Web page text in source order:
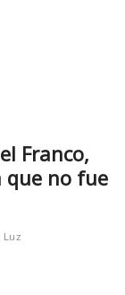
Franco,
que no fue
Luz